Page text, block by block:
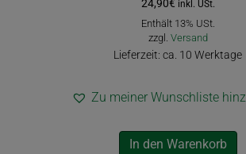
24,90€ inkl. USt.
Enthält 13% USt.
zzgl. Versand
Lieferzeit: ca. 10 Werktage
Zu meiner Wunschliste
In den Warenkorb